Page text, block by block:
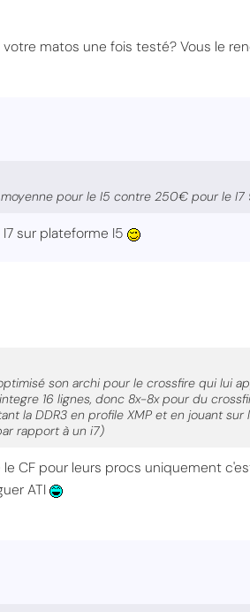
matos une fois testé? Vous le
pour le I5 contre 250€ pour le
sur plateforme I5
son archi pour le crossfire qui lui
16 lignes, donc 8x-8x pour du
la DDR3 en profile XMP et en jouant
rapport à un i7)
le CF pour leurs procs uniquement
ATI